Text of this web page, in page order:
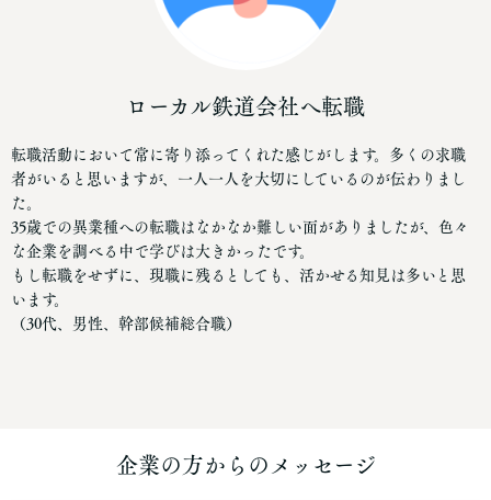
ローカル鉄道会社へ転職
転職活動において常に寄り添ってくれた感じがします。多くの求職
者がいると思いますが、一人一人を大切にしているのが伝わりまし
た。
35歳での異業種への転職はなかなか難しい面がありましたが、色々
な企業を調べる中で学びは大きかったです。
もし転職をせずに、現職に残るとしても、活かせる知見は多いと思
います。
（30代、男性、幹部候補総合職）
企業の方からのメッセージ